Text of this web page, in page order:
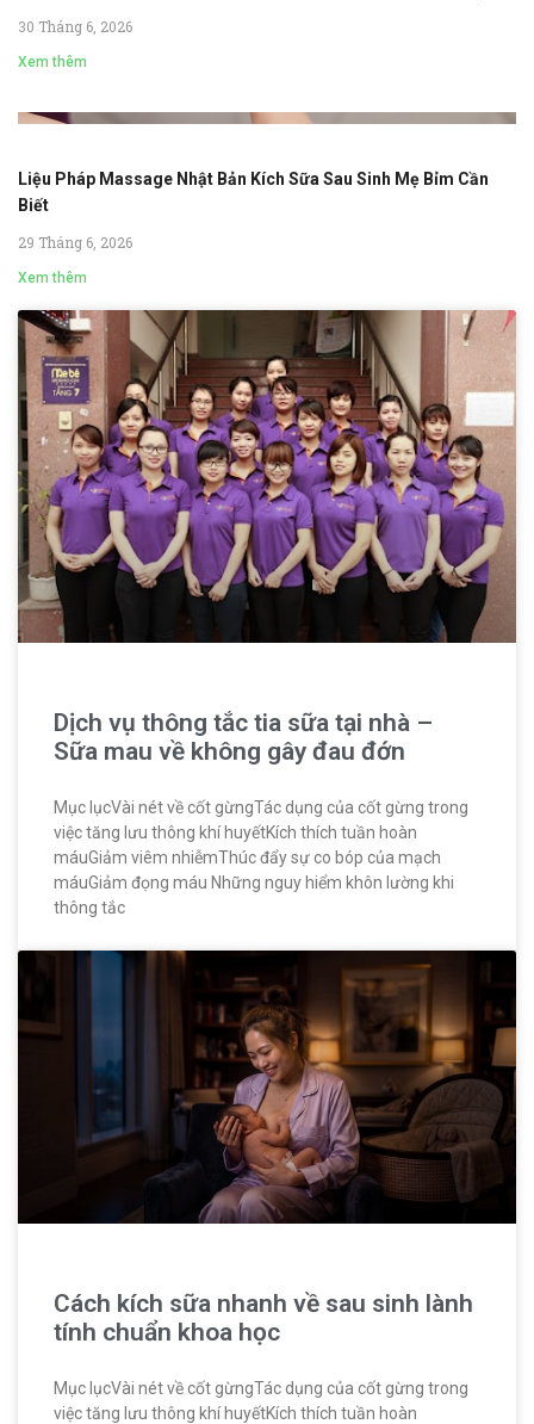
30 Tháng 6, 2026
Xem thêm
Liệu Pháp Massage Nhật Bản Kích Sữa Sau Sinh Mẹ Bỉm Cần
Biết
29 Tháng 6, 2026
Xem thêm
Dịch vụ thông tắc tia sữa tại nhà –
Sữa mau về không gây đau đớn
Mục lụcVài nét về cốt gừngTác dụng của cốt gừng trong
việc tăng lưu thông khí huyếtKích thích tuần hoàn
máuGiảm viêm nhiễmThúc đẩy sự co bóp của mạch
máuGiảm đọng máu Những nguy hiểm khôn lường khi
thông tắc
Cách kích sữa nhanh về sau sinh lành
tính chuẩn khoa học
Mục lụcVài nét về cốt gừngTác dụng của cốt gừng trong
việc tăng lưu thông khí huyếtKích thích tuần hoàn